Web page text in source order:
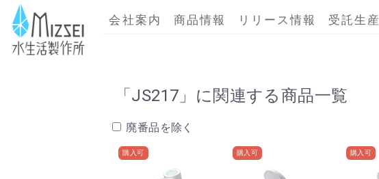
商品情報｜水生活製作所
会社案内 商品情報 リリース情報 受託生産
「 JS217 」に関連する商品一覧
廃番品を除く
購入可 購入可 購入可